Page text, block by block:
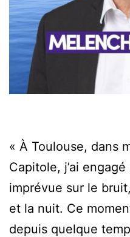
« À Toulouse, dans
Capitole, j’ai
imprévue sur le
et la nuit. Ce
depuis quelque